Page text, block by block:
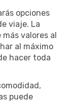
opciones
viaje. La
valores al
al máximo
hacer toda
puede